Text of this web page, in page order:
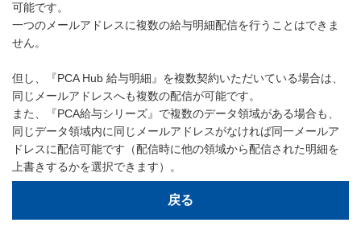
可能です。
一つのメールアドレスに複数の給与明細配信を行うことはできま
せん。
但し、『PCA Hub 給与明細』を複数契約いただいている場合は、
同じメールアドレスへも複数の配信が可能です。
また、『PCA給与シリーズ』で複数のデータ領域がある場合も、
同じデータ領域内に同じメールアドレスがなければ同一メールア
ドレスに配信可能です（配信時に他の領域から配信された明細を
上書きするかを選択できます）。
戻る